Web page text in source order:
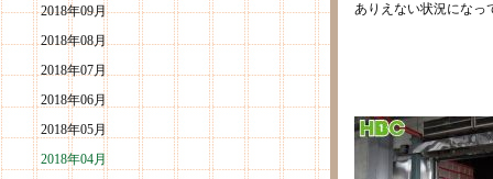
2018年09月
2018年08月
2018年07月
2018年06月
2018年05月
2018年04月
ありえない状況になっ